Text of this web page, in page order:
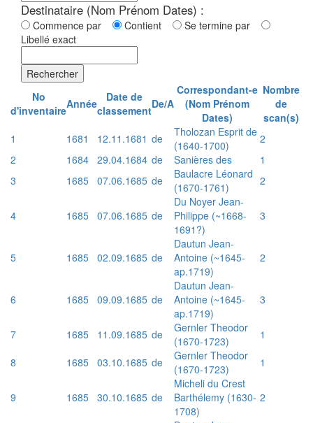
Destinataire (Nom Prénom Dates) :
Commence par Contient
Se termine par
Libellé exact
Rechercher
No
d'inventaireAnnée
Date de
classementDe/A
Correspondant-e
(Nom Prénom
Dates)
Nombre
de
scan(s)
1
1681 12.11.1681 de
Tholozan Esprit de
(1640-1700)
2
2
1684 29.04.1684 de Sanières des
1
3
1685 07.06.1685 de
Baulacre Léonard
(1670-1761)
2
4 1685 07.06.1685 de
Du Noyer Jean-
Philippe (~1668-
1691?)
3
5 1685 02.09.1685 de
Dautun Jean-
Antoine (~1645-
ap.1719)
2
6 1685 09.09.1685 de
Dautun Jean-
Antoine (~1645-
ap.1719)
3
7 1685 11.09.1685 de
Gernler Theodor
(1670-1723)
1
8
1685 03.10.1685 de
Gernler Theodor
(1670-1723)
1
9 1685 30.10.1685 de
Micheli du Crest
Barthélemy (1630-
1708)
2